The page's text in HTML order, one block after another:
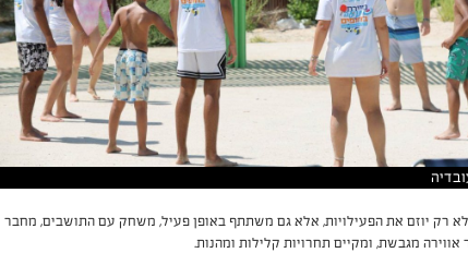
רק יוזם את הפעילויות, אלא גם משתתף באופן פעיל, משחק עם התושבים, מחבר
אווירה מגבשת, ומקיים תחרויות קלילות ומהנות.